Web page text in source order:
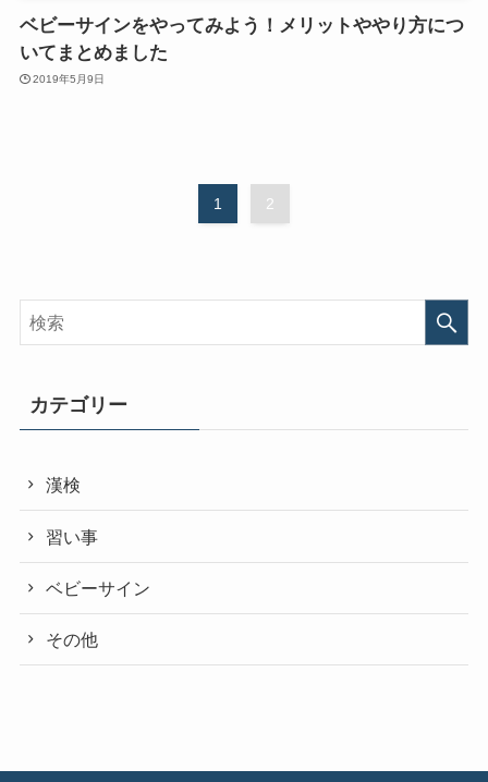
ベビーサインをやってみよう！メリットややり方につ
いてまとめました
2019年5月9日
1 2
カテゴリー
漢検
習い事
ベビーサイン
その他